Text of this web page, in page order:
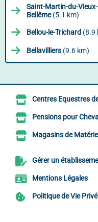
Saint-Martin-du-Vieux-
Bellême(5.1 km)
Bellou-le-Trichard (8.9
Bellavilliers (9.6 km)
Centres Equestres
Pensions pour
Magasins de
Gérer un
Mentions Légales
Politique de Vie